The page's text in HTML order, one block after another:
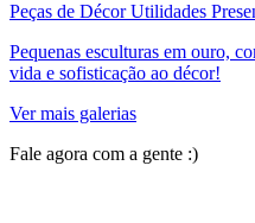
Peças de Décor Utilidades
Pequenas esculturas em ouro,
vida e sofisticação ao décor!
Ver mais galerias
Fale agora com a gente :)